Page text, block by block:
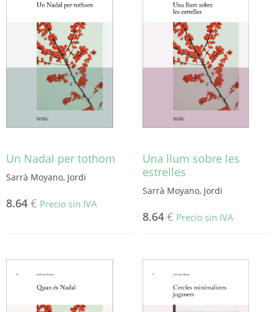
Un Nadal per tothom
Sarrà Moyano, Jordi
8.64 € Precio sin IVA
Una llum sobre les
estrelles
Sarrà Moyano, Jordi
8.64 € Precio sin IVA